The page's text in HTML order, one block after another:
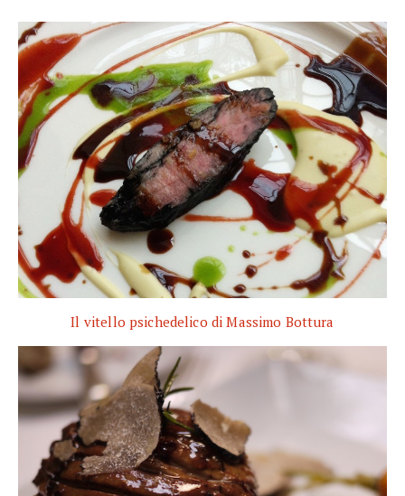
Il vitello psichedelico di Massimo Bottura